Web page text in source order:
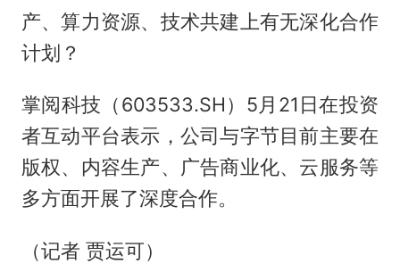
产、算力资源、技术共建上有无深化合作
计划？
掌阅科技（603533.SH）5月21日在投资
者互动平台表示，公司与字节目前主要在
版权、内容生产、广告商业化、云服务等
多方面开展了深度合作。
（记者 贾运可）